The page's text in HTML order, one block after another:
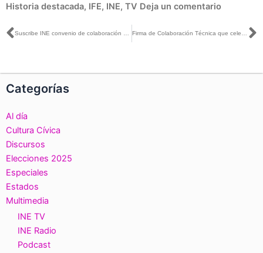
Historia destacada, IFE, INE, TV Deja un comentario
Ant
Categorías
Al día
Cultura Cívica
Discursos
Elecciones 2025
Especiales
Estados
Multimedia
INE TV
INE Radio
Podcast